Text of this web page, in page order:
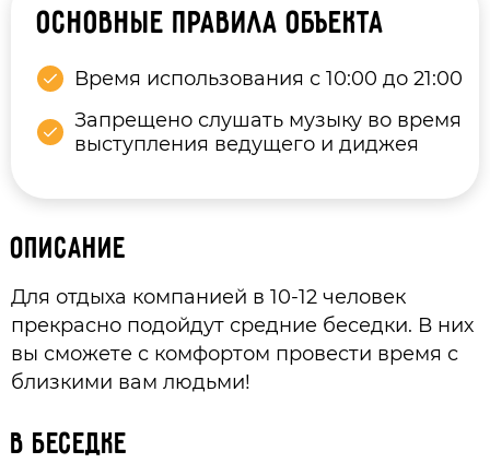
Основные правила объекта
Время использования с 10:00 до 21:00
Запрещено слушать музыку во время
выступления ведущего и диджея
Описание
Для отдыха компанией в 10-12 человек
прекрасно подойдут средние беседки. В них
вы сможете с комфортом провести время с
близкими вам людьми!
В беседке